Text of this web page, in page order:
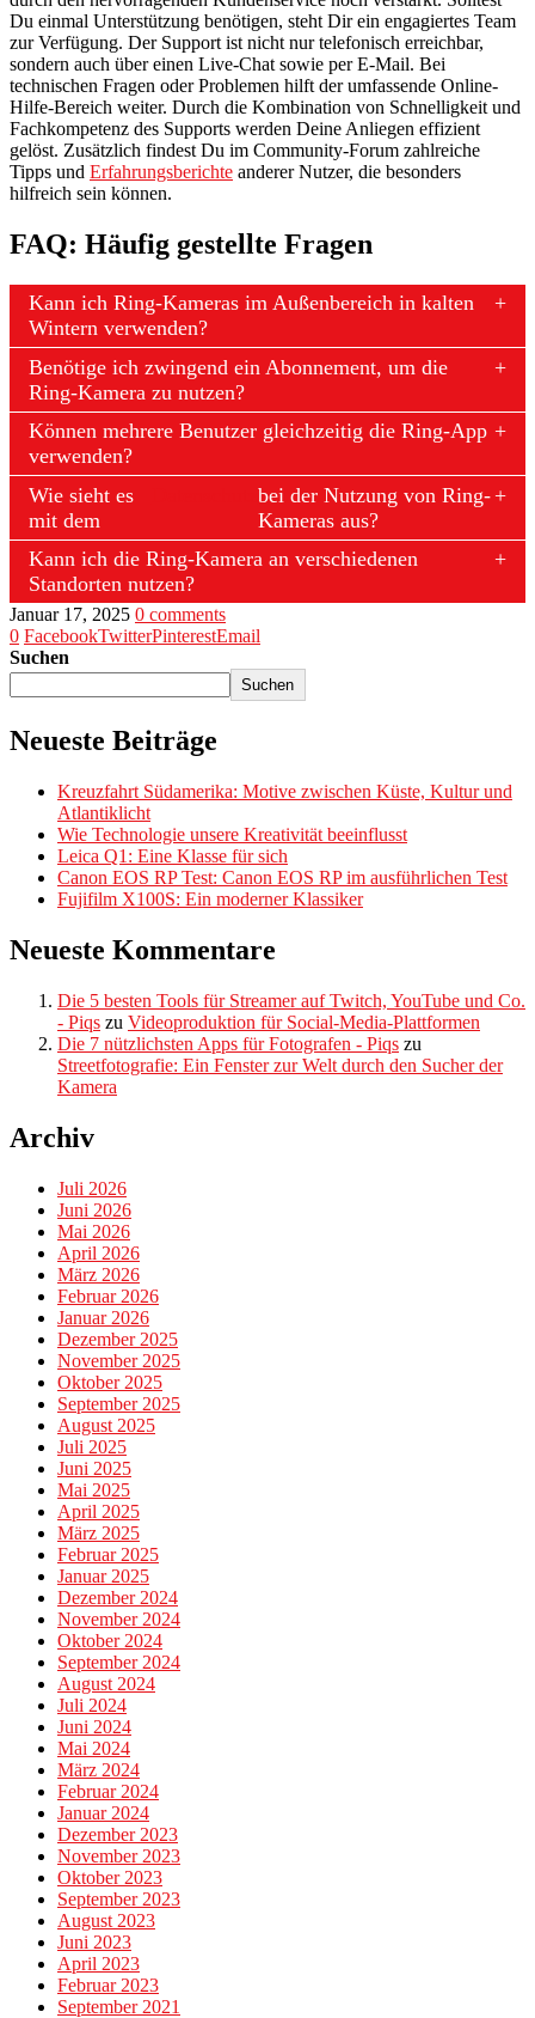
Du einmal Unterstützung benötigen, steht Dir ein engagiertes Team
zur Verfügung. Der Support ist nicht nur telefonisch erreichbar,
sondern auch über einen Live-Chat sowie per E-Mail. Bei
technischen Fragen oder Problemen hilft der umfassende Online-
Hilfe-Bereich weiter. Durch die Kombination von Schnelligkeit und
Fachkompetenz des Supports werden Deine Anliegen effizient
gelöst. Zusätzlich findest Du im Community-Forum zahlreiche
Tipps und Erfahrungsberichte anderer Nutzer, die besonders
hilfreich sein können.
FAQ: Häufig gestellte Fragen
Kann ich Ring-Kameras im Außenbereich in kalten
Wintern verwenden?
Benötige ich zwingend ein Abonnement, um die
Ring-Kamera zu nutzen?
Können mehrere Benutzer gleichzeitig die Ring-App
verwenden?
Wie sieht es
mit dem
bei der Nutzung von Ring-
Kameras aus?
Kann ich die Ring-Kamera an verschiedenen
Standorten nutzen?
Januar 17, 2025 0 comments
0 FacebookTwitterPinterestEmail
Suchen
Suchen
Neueste Beiträge
Kreuzfahrt Südamerika: Motive zwischen Küste, Kultur und
Atlantiklicht
Wie Technologie unsere Kreativität beeinflusst
Leica Q1: Eine Klasse für sich
Canon EOS RP Test: Canon EOS RP im ausführlichen Test
Fujifilm X100S: Ein moderner Klassiker
Neueste Kommentare
Die 5 besten Tools für Streamer auf Twitch, YouTube und Co.
- Piqs zu Videoproduktion für Social-Media-Plattformen
Die 7 nützlichsten Apps für Fotografen - Piqs zu
Streetfotografie: Ein Fenster zur Welt durch den Sucher der
Kamera
Archiv
Juli 2026
Juni 2026
Mai 2026
April 2026
März 2026
Februar 2026
Januar 2026
Dezember 2025
November 2025
Oktober 2025
September 2025
August 2025
Juli 2025
Juni 2025
Mai 2025
April 2025
März 2025
Februar 2025
Januar 2025
Dezember 2024
November 2024
Oktober 2024
September 2024
August 2024
Juli 2024
Juni 2024
Mai 2024
März 2024
Februar 2024
Januar 2024
Dezember 2023
November 2023
Oktober 2023
September 2023
August 2023
Juni 2023
April 2023
Februar 2023
September 2021